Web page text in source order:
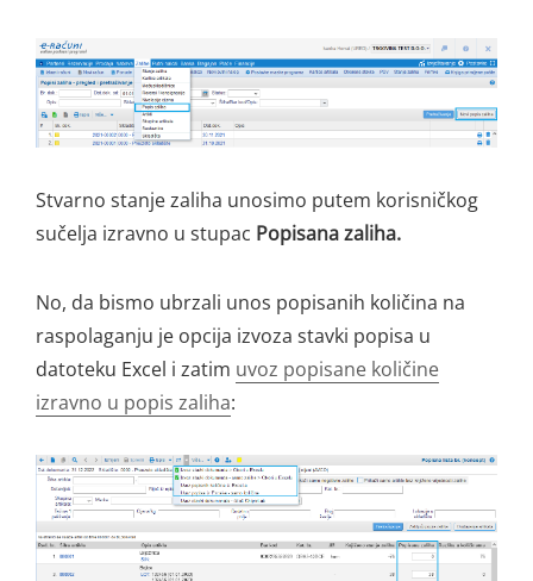
Stvarno stanje zaliha unosimo putem korisničkog
sučelja izravno u stupac Popisana zaliha.
No, da bismo ubrzali unos popisanih količina na
raspolaganju je opcija izvoza stavki popisa u
datoteku Excel i zatim uvoz popisane količine
izravno u popis zaliha: